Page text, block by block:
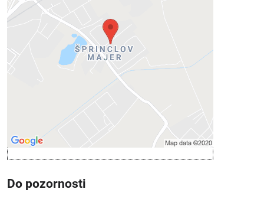
Prajete si načítať externý obsah?
Povoliť tentokrát
Povoliť a zapamätať - súhlas s druhom
cookie: Funkčné
Otvoriť obsah v novom okne
Do pozornosti